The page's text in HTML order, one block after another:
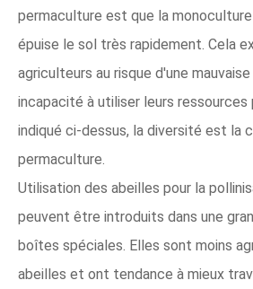
permaculture est que la
épuise le sol très rapidement. Cela
agriculteurs au risque d'une
incapacité à utiliser leurs ressources
indiqué ci-dessus, la diversité est la
permaculture.
Utilisation des abeilles pour la
peuvent être introduits dans une
boîtes spéciales. Elles sont moins
abeilles et ont tendance à mieux